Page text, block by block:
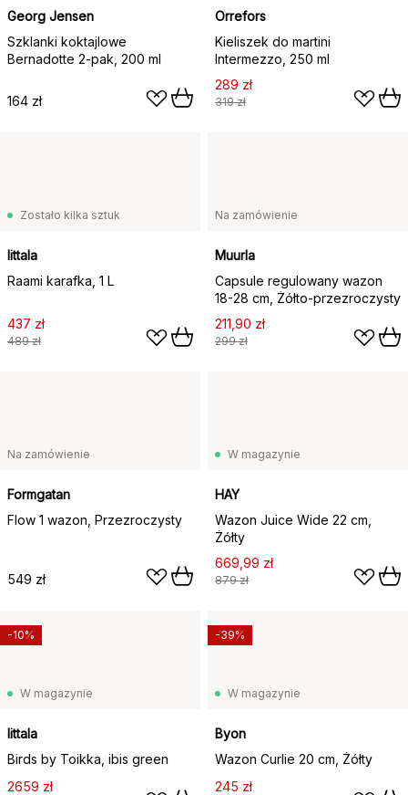
Georg Jensen
Szklanki koktajlowe
Bernadotte 2-pak, 200 ml
164 zł
Orrefors
Kieliszek do martini
Intermezzo, 250 ml
289 zł
319 zł
Zostało kilka sztuk
Iittala
Raami karafka, 1 L
437 zł
489 zł
Na zamówienie
Muurla
Capsule regulowany wazon
18-28 cm, Żółto-przezroczysty
211,90 zł
299 zł
Na zamówienie
Formgatan
Flow 1 wazon, Przezroczysty
549 zł
W magazynie
HAY
Wazon Juice Wide 22 cm,
Żółty
669,99 zł
879 zł
W magazynie
Iittala
Birds by Toikka, ibis green
2659 zł
-10%
W magazynie
Byon
Wazon Curlie 20 cm, Żółty
245 zł
-39%